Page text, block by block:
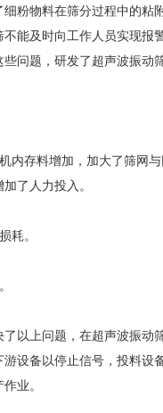
粉物料在筛分过程中的粘
能及时向工作人员实现报
问题，研发了超声波振动
存料增加，加大了筛网
了人力投入。
耗。
以上问题，在超声波振动
设备以停止信号，投料设
业。